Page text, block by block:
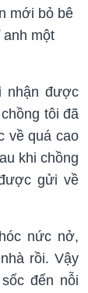
mới bỏ bê
một
nhận được
tôi đã
về quá cao
khi chồng
gửi về
nức nở,
rồi. Vậy
đến nỗi